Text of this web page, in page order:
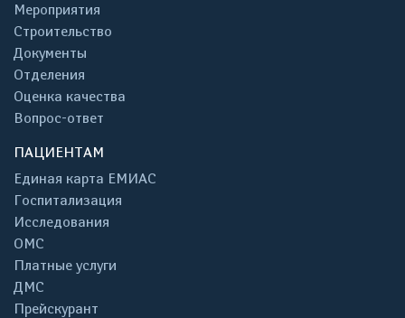
Мероприятия
Строительство
Документы
Отделения
Оценка качества
Вопрос-ответ
ПАЦИЕНТАМ
Единая карта ЕМИАС
Госпитализация
Исследования
ОМС
Платные услуги
ДМС
Прейскурант